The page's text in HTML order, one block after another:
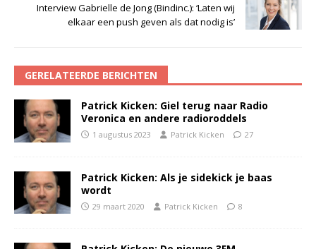
Interview Gabrielle de Jong (Bindinc.): ‘Laten wij
elkaar een push geven als dat nodig is’
GERELATEERDE BERICHTEN
Patrick Kicken: Giel terug naar Radio
Veronica en andere radioroddels
1 augustus 2023 Patrick Kicken 27
Patrick Kicken: Als je sidekick je baas
wordt
29 maart 2020 Patrick Kicken 8